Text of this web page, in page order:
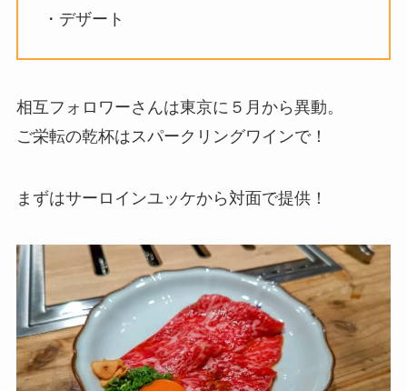
・デザート
相互フォロワーさんは東京に５月から異動。
ご栄転の乾杯はスパークリングワインで！
まずはサーロインユッケから対面で提供！